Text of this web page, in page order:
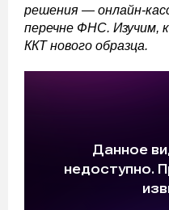
решения — онлайн-
перечне ФНС. Изучим,
ККТ нового образца.